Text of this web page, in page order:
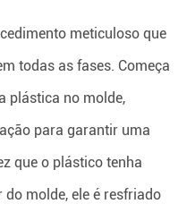
meticuloso que
todas as fases. Começa
plástica no molde,
para garantir uma
que o plástico tenha
molde, ele é resfriado